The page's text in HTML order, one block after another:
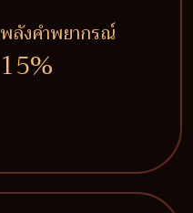
พลังคำพยากรณ์
15%